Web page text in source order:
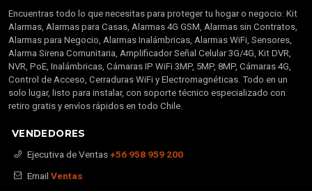
Encuentras todo lo que necesitas para proteger tu hogar o negocio: Kit
Alarmas, Alarmas para Casas, Alarmas 4G GSM, Alarmas sin Contratos,
Alarmas para Negocio, Alarmas Inalámbricas, Alarmas WiFi, Sensores,
Alarma Sirena Comunitaria, Amplificador Señal Celular 3G/4G, Kit DVR,
NVR, PoE, Inalámbricas, Cámaras IP WiFi 3MP, 5MP, 8MP, Cámaras 4G,
Control de Acceso, Cerraduras WiFi y Electromagnéticas. Todo en un
solo lugar, listo para instalar, con soporte técnico especializado con
retiro gratis y envíos rápidos en todo Chile.
VENDEDORES
Ejecutiva de Ventas+56 958 959 200
Email Ventas